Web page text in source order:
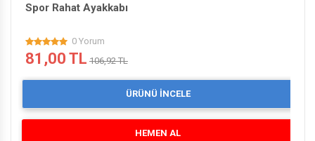
Spor Rahat Ayakkabı
0 Yorum
81,00 TL 106,92 TL
ÜRÜNÜ İNCELE
HEMEN AL